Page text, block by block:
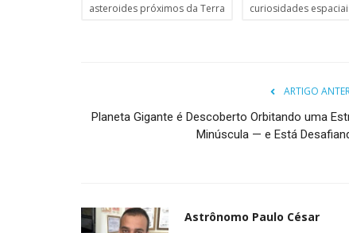
asteroides próximos da Terra curiosidades
ARTIGO
Planeta Gigante é Descoberto Orbitando uma
Minúscula — e Está
Astrônomo Paulo César
Astrônomo Paulo César Mai 15, 2025